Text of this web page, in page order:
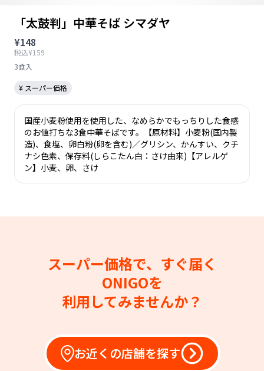
「太鼓判」中華そば シマダヤ
¥148
税込¥159
3食入
¥ スーパー価格
国産小麦粉使用を使用した、なめらかでもっちりした食感
のお値打ちな3食中華そばです。【原材料】小麦粉(国内製
造)、食塩、卵白粉(卵を含む)／グリシン、かんすい、クチ
ナシ色素、保存料(しらこたん白：さけ由来)【アレルゲ
ン】小麦、卵、さけ
スーパー価格で、すぐ届く
ONIGOを
利用してみませんか？
お近くの店舗を探す